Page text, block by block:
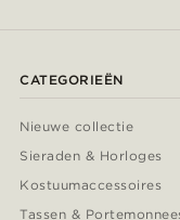
CATEGORIEËN
Nieuwe collectie
Sieraden & Horloges
Kostuumaccessoires
Tassen &